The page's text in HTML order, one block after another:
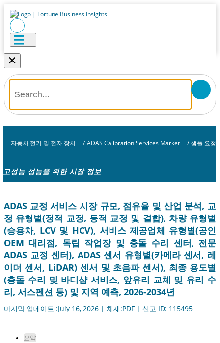
×
자동차 전기 및 전자 장치 / ADAS Calibration Services Market / 샘플 요청
고성능 성능을 위한 시장 정보
ADAS 교정 서비스 시장 규모, 점유율 및 산업 분석, 교
정 유형별(정적 교정, 동적 교정 및 결합), 차량 유형별
(승용차, LCV 및 HCV), 서비스 제공업체 유형별(공인
OEM 대리점, 독립 작업장 및 충돌 수리 센터, 전문
ADAS 교정 센터), ADAS 센서 유형별(카메라 센서, 레
이더 센서, LiDAR) 센서 및 초음파 센서), 최종 용도별
(충돌 수리 및 바디샵 서비스, 앞유리 교체 및 유리 수
리, 서스펜션 등) 및 지역 예측, 2026-2034년
마지막 업데이트 :July 16, 2026 | 체재:PDF | 신고 ID: 115495
요약